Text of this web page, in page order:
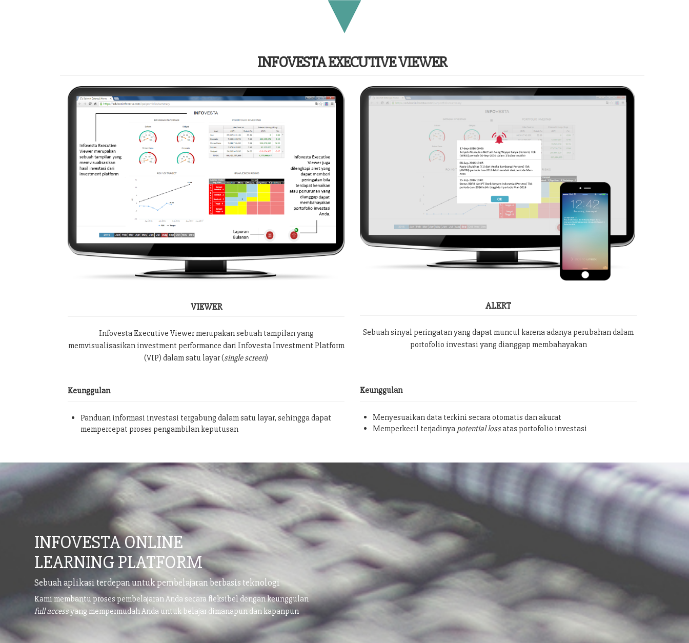
INFOVESTA EXECUTIVE VIEWER
VIEWER
Infovesta Executive Viewer merupakan sebuah tampilan yang
memvisualisasikan investment performance dari Infovesta Investment Platform
(VIP) dalam satu layar (single screen)
Keunggulan
Panduan informasi investasi tergabung dalam satu layar, sehingga dapat
mempercepat proses pengambilan keputusan
ALERT
Sebuah sinyal peringatan yang dapat muncul karena adanya perubahan dalam
portofolio investasi yang dianggap membahayakan
Keunggulan
Menyesuaikan data terkini secara otomatis dan akurat
Memperkecil terjadinya potential lossatas portofolio investasi
INFOVESTA ONLINE
LEARNING PLATFORM
Sebuah aplikasi terdepan untuk pembelajaran berbasis teknologi
Kami membantu proses pembelajaran Anda secara fleksibel dengan keunggulan
full accessyang mempermudah Anda untuk belajar dimanapun dan kapanpun